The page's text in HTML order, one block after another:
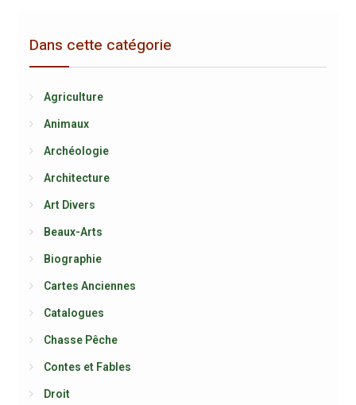
Dans cette catégorie
Agriculture
Animaux
Archéologie
Architecture
Art Divers
Beaux-Arts
Biographie
Cartes Anciennes
Catalogues
Chasse Pêche
Contes et Fables
Droit